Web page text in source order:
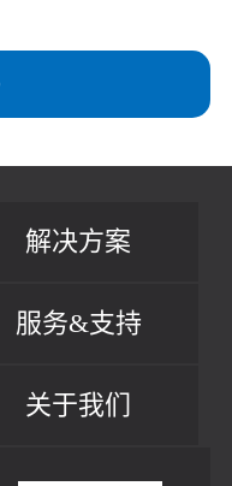
解决方案
服务&支持
关于我们